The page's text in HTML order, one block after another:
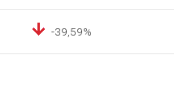
-39,59%